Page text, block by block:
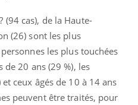
(94 cas), de la Haute-
(26) sont les plus
les plus touchées
de 20 ans (29 %), les
ceux âgés de 10 à 14 ans
peuvent être traités, pour